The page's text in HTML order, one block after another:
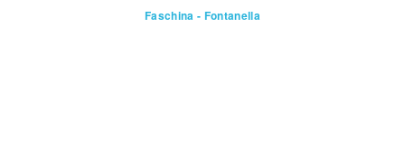
Faschina - Fontanella